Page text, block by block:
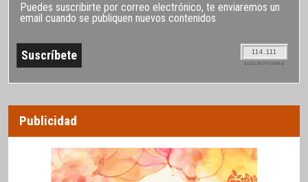
Puedes suscribirte por correo electrónico, te enviaremos un
email cuando se publiquen nuevos contenidos
114.111
SUSCRIPTORES
Publicidad